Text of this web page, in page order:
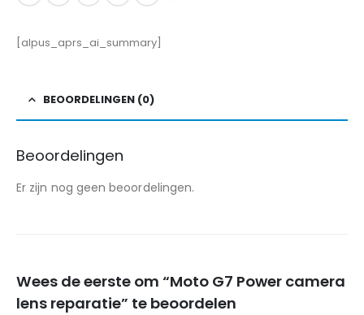
[alpus_aprs_ai_summary]
BEOORDELINGEN (0)
Beoordelingen
Er zijn nog geen beoordelingen.
Wees de eerste om “Moto G7 Power camera
lens reparatie” te beoordelen